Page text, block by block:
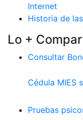
Internet
Historia de
Lo +
Consultar
Cédula MIES
Pruebas